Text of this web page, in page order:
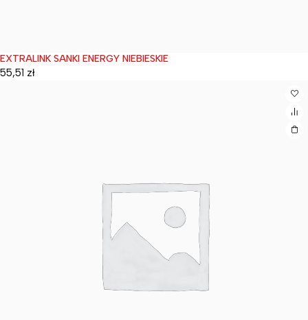
Wyprzedane
EXTRALINK SANKI ENERGY NIEBIESKIE
55,51 zł